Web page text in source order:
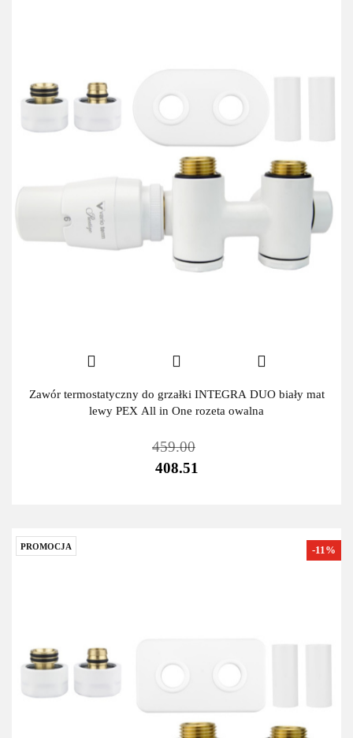
Zawór termostatyczny do grzałki INTEGRA DUO biały mat
lewy PEX All in One rozeta owalna
459.00
408.51
PROMOCJA -11%